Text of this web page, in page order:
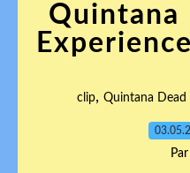
Quintana
clip, Quintana Dead